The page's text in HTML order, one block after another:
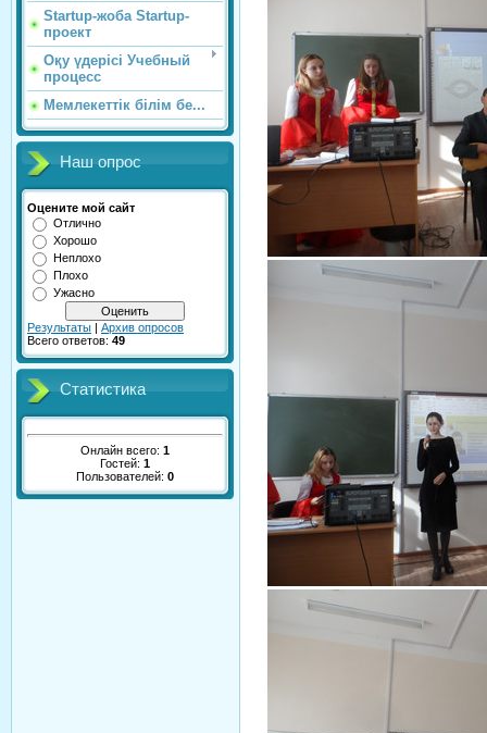
Startup-жоба Startup-
проект
Оқу үдерісі Учебный
процесс
Мемлекеттік білім бе...
Наш опрос
Оцените мой сайт
Отлично
Хорошо
Неплохо
Плохо
Ужасно
Результаты | Архив опросов
Всего ответов: 49
Статистика
Онлайн всего: 1
Гостей: 1
Пользователей: 0